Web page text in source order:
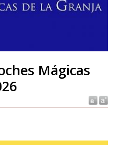
Mágicas